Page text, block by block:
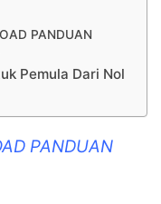
PANDUAN
Pemula Dari Nol
PANDUAN